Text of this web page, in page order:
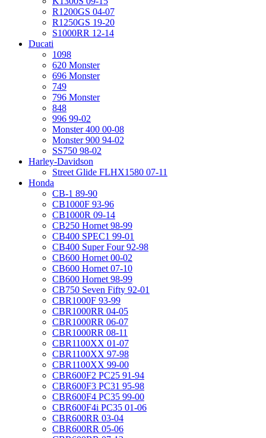
R1200GS 04-07
R1250GS 19-20
S1000RR 12-14
Ducati
1098
620 Monster
696 Monster
749
796 Monster
848
996 99-02
Monster 400 00-08
Monster 900 94-02
SS750 98-02
Harley-Davidson
Street Glide FLHX1580 07-11
Honda
CB-1 89-90
CB1000F 93-96
CB1000R 09-14
CB250 Hornet 98-99
CB400 SPEC1 99-01
CB400 Super Four 92-98
CB600 Hornet 00-02
CB600 Hornet 07-10
CB600 Hornet 98-99
CB750 Seven Fifty 92-01
CBR1000F 93-99
CBR1000RR 04-05
CBR1000RR 06-07
CBR1000RR 08-11
CBR1100XX 01-07
CBR1100XX 97-98
CBR1100XX 99-00
CBR600F2 PC25 91-94
CBR600F3 PC31 95-98
CBR600F4 PC35 99-00
CBR600F4i PC35 01-06
CBR600RR 03-04
CBR600RR 05-06